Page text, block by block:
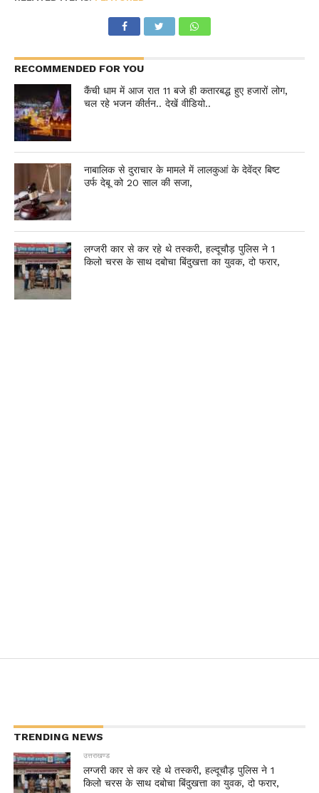
RECOMMENDED FOR YOU
कैंची धाम में आज रात 11 बजे ही कतारबद्ध हुए हजारों लोग,
चल रहे भजन कीर्तन.. देखें वीडियो..
नाबालिक से दुराचार के मामले में लालकुआं के देवेंद्र बिष्ट
उर्फ देबू को 20 साल की सजा,
लग्जरी कार से कर रहे थे तस्करी, हल्दूचौड़ पुलिस ने 1
किलो चरस के साथ दबोचा बिंदुखत्ता का युवक, दो फरार,
TRENDING NEWS
उत्तराखण्ड
लग्जरी कार से कर रहे थे तस्करी, हल्दूचौड़ पुलिस ने 1
किलो चरस के साथ दबोचा बिंदुखत्ता का युवक, दो फरार,